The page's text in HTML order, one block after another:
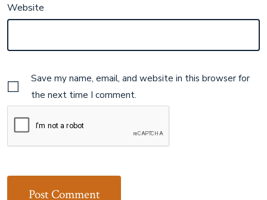
Website
Save my name, email, and website in this browser for
the next time I comment.